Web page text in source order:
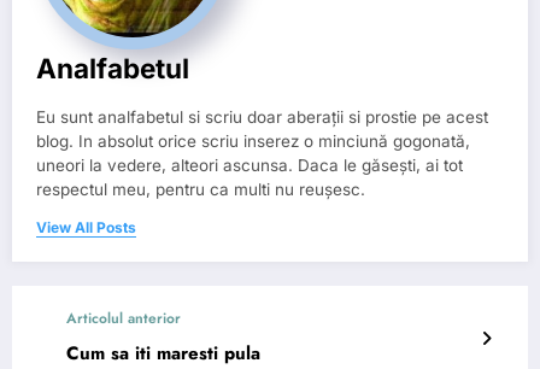
Analfabetul
Eu sunt analfabetul si scriu doar aberații si prostie pe acest
blog. In absolut orice scriu inserez o minciună gogonată,
uneori la vedere, alteori ascunsa. Daca le găsești, ai tot
respectul meu, pentru ca multi nu reușesc.
View All Posts
Articolul anterior
Cum sa iti maresti pula